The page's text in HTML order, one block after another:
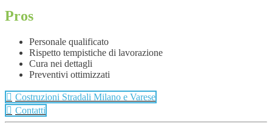
Pros
Personale qualificato
Rispetto tempistiche di lavorazione
Cura nei dettagli
Preventivi ottimizzati
Costruzioni Stradali Milano e Varese
Contatti